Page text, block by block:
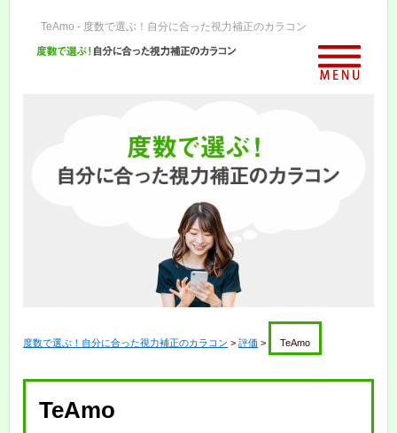
TeAmo - 度数で選ぶ！自分に合った視力補正のカラコン
度数で選ぶ！自分に合った視力補正のカラコン >評価 > TeAmo
TeAmo